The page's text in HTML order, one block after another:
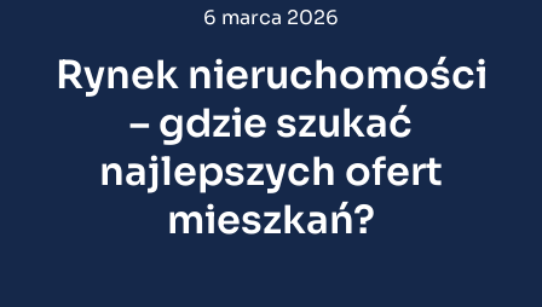
6 marca 2026
Rynek nieruchomości
– gdzie szukać
najlepszych ofert
mieszkań?